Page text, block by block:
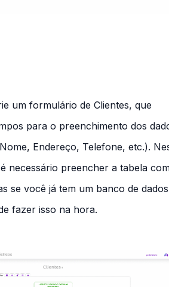
um formulário de Clientes, que
para o preenchimento dos
Endereço, Telefone, etc.).
necessário preencher a tabela
se você já tem um banco de dados
fazer isso na hora.